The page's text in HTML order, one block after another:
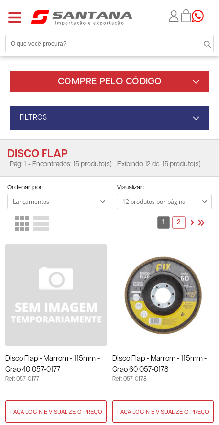
COMPRE PELO CÓDIGO
FILTROS
DISCO FLAP
Pág: 1 - Encontrados: 15 produto(s) | Exibindo 12 de 15 produto(s)
Ordenar por: Visualizar:
1 2
Disco Flap - Marrom - 115mm -
Grao 40 057-0177
Ref: 057-0177
Disco Flap - Marrom - 115mm -
Grao 60 057-0178
Ref: 057-0178